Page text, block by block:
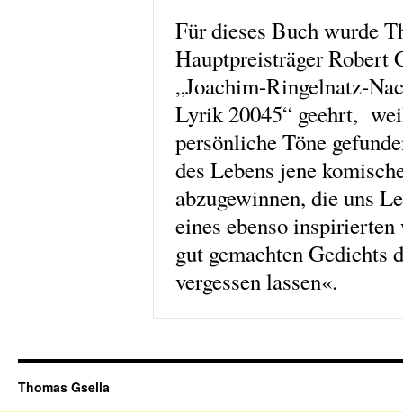
Für dieses Buch wurde
Hauptpreisträger Robert
„Joachim-Ringelnatz-
Lyrik 20045“ geehrt,
persönliche Töne
des Lebens jene
abzugewinnen, die uns
eines ebenso
gut gemachten Gedichts
vergessen lassen«.
Thomas Gsella